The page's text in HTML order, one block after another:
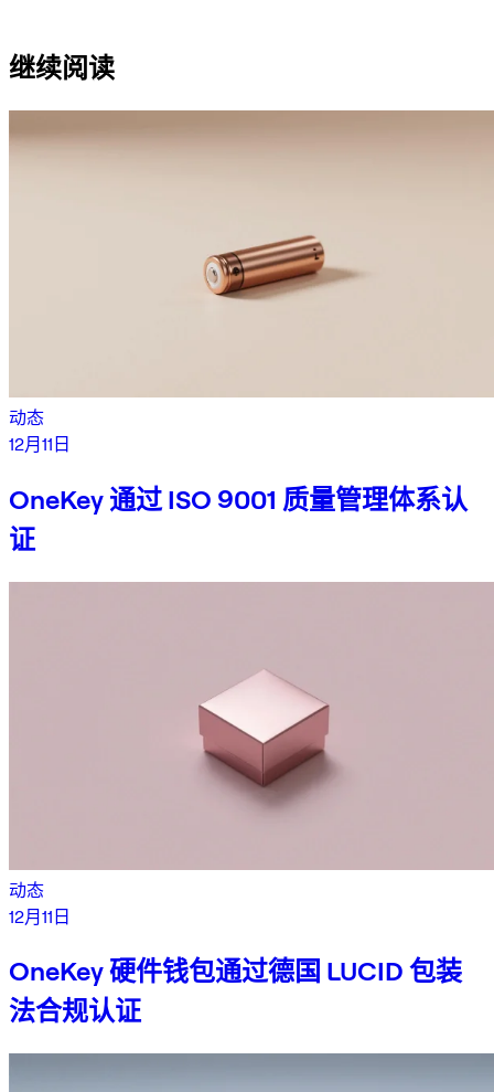
继续阅读
动态
12月11日
OneKey 通过 ISO 9001 质量管理体系认
证
动态
12月11日
OneKey 硬件钱包通过德国 LUCID 包装
法合规认证